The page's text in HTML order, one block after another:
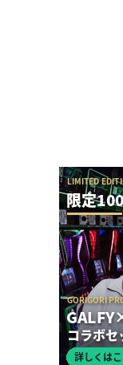
七匠「e
とめ！神